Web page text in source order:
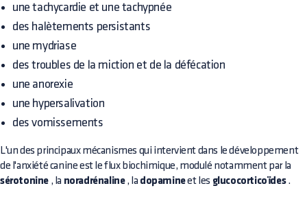
une tachycardie et une tachypnée
des halètements persistants
une mydriase
des troubles de la miction et de la défécation
une anorexie
une hypersalivation
des vomissements
L'un des principaux mécanismes qui intervient dans le développement
de l'anxiété canine est le flux biochimique, modulé notamment par la
sérotonine , la noradrénaline, la dopamineet les glucocorticoïdes.